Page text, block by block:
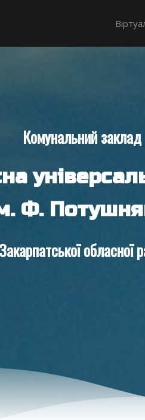
Комунальний заклад
Ф.
Закарпатської обласної